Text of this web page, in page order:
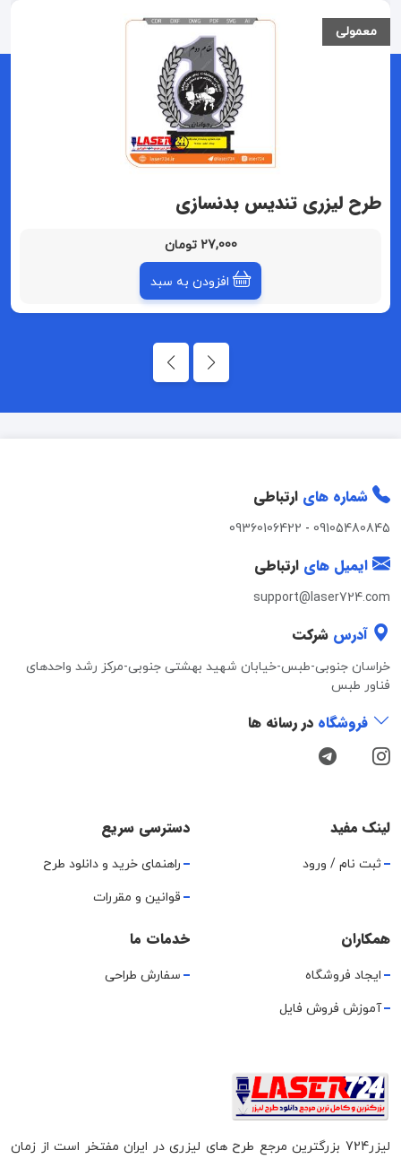
معمولی
طرح لیزری تندیس بدنسازی
27,000 تومان
افزودن به سبد
شماره های ارتباطی
09105480845
-
09360106422
ایمیل های ارتباطی
support@laser724.com
آدرس شرکت
خراسان جنوبی-طبس-خیابان شهید بهشتی جنوبی-مرکز رشد واحدهای
فناور طبس
فروشگاه در رسانه ها
لینک مفید
ثبت نام / ورود
دسترسی سریع
راهنمای خرید و دانلود طرح
قوانین و مقررات
همکاران
ایجاد فروشگاه
آموزش فروش فایل
خدمات ما
سفارش طراحی
لیزر724 بزرگترین مرجع طرح های لیزری در ایران مفتخر است از زمان